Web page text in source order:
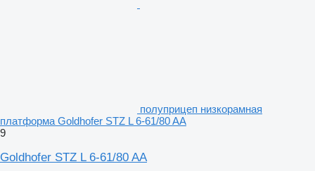
полуприцеп низкорамная
платформа Goldhofer STZ L 6-61/80 AA
9
Goldhofer STZ L 6-61/80 AA